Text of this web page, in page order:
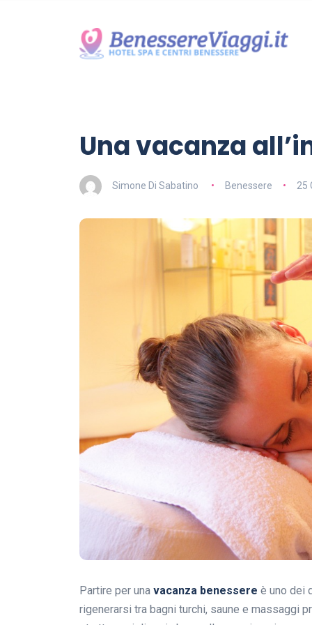
Una vacanza
Simone Di Sabatino Benessere 25
Partire per una vacanza benessere è uno dei
rigenerarsi tra bagni turchi, saune e massaggi